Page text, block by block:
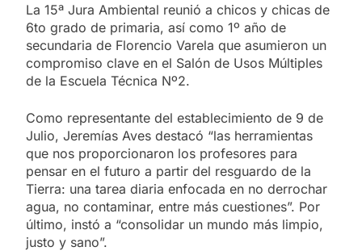
La 15ª Jura Ambiental reunió a chicos y chicas de
6to grado de primaria, así como 1º año de
secundaria de Florencio Varela que asumieron un
compromiso clave en el Salón de Usos Múltiples
de la Escuela Técnica Nº2.
Como representante del establecimiento de 9 de
Julio, Jeremías Aves destacó “las herramientas
que nos proporcionaron los profesores para
pensar en el futuro a partir del resguardo de la
Tierra: una tarea diaria enfocada en no derrochar
agua, no contaminar, entre más cuestiones”. Por
último, instó a “consolidar un mundo más limpio,
justo y sano”.